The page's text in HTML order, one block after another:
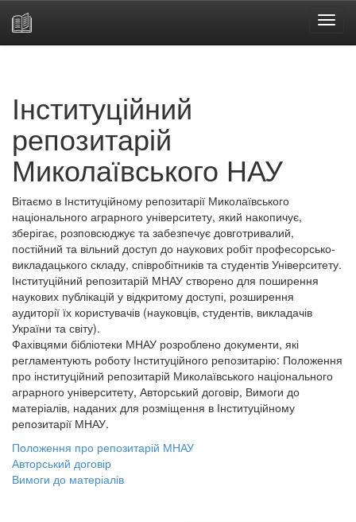
Інституційний
репозитарій
Миколаївського НАУ
Вітаємо в Інституційному репозитарії Миколаївського
національного аграрного університету, який накопичує,
зберігає, розповсюджує та забезпечує довготривалий,
постійний та вільний доступ до наукових робіт професорсько-
викладацького складу, співробітників та студентів Університету.
Інституційний репозитарій МНАУ створено для поширення
наукових публікацій у відкритому доступі, розширення
аудиторії їх користувачів (науковців, студентів, викладачів
України та світу).
Фахівцями бібліотеки МНАУ розроблено документи, які
регламентують роботу Інституційного репозитарію: Положення
про інституційний репозитарій Миколаївського національного
аграрного університету, Авторський договір, Вимоги до
матеріалів, наданих для розміщення в Інституційному
репозитарії МНАУ.
Положення про репозитарій МНАУ
Авторський договір
Вимоги до матеріалів